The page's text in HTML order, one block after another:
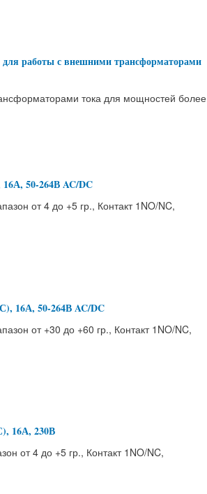
работы с внешними трансформаторами
тока для мощностей более
50-264В AC/DC
от 4 до +5 гр., Контакт 1NO/NC,
16А, 50-264В AC/DC
от +30 до +60 гр., Контакт 1NO/NC,
16А, 230В
от 4 до +5 гр., Контакт 1NO/NC,